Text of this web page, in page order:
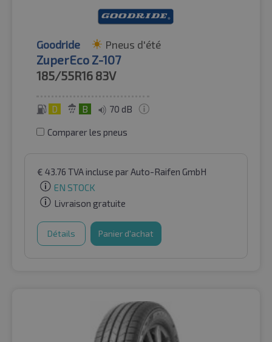
Goodride Pneus d'été
ZuperEco Z-107
185/55R16 83V
D B 70 dB
Comparer les pneus
€ 43.76 TVA incluse par Auto-Raifen GmbH
EN STOCK
Livraison gratuite
Détails Panier d'achat